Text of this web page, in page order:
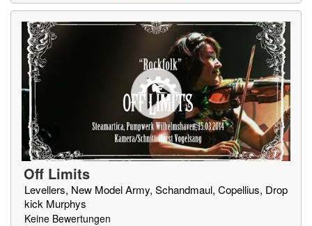
Off Limits
Levellers, New Model Army, Schandmaul, Copellius, Drop
kick Murphys
Keine Bewertungen